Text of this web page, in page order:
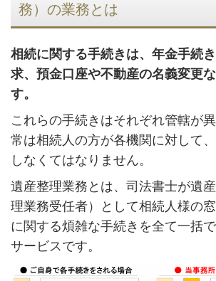
務）の業務とは
相続に関する手続きは、年金手続
求、預金口座や不動産の名義変更
す。
これらの手続きはそれぞれ管轄が
常は相続人の方が各機関に対して
しなくてはなりません。
遺産整理業務とは、司法書士が遺
理業務受任者）として相続人様の
に関する煩雑な手続きを全て一括
サービスです。